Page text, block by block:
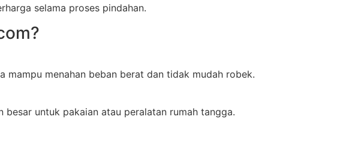
selama proses pindahan.
menahan beban berat dan tidak mudah robek.
untuk pakaian atau peralatan rumah tangga.